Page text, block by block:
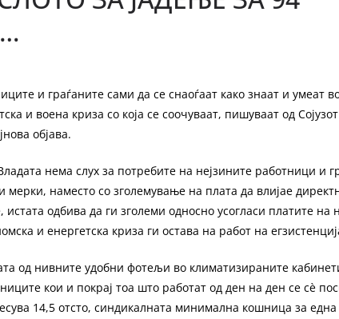
и граѓаните сами да се снаоѓаат како знаат и умеат
и воена криза со која се соочуваат, пишуваат од
објава.
нема слух за потребите на нејзините работници и
наместо со зголемување на плата да влијае
одбива да ги зголеми односно усогласи платите на
и енергетска криза ги остава на работ на
од нивните удобни фотељи во климатизираните
кои и покрај тоа што работат од ден на ден се сѐ
14,5 отсто, синдикалната минимална кошница за